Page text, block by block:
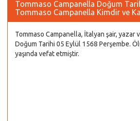
Tommaso Campanella Doğum
Tommaso Campanella Kimdir ve
Tommaso Campanella, İtalyan şair, yazar
Doğum Tarihi 05 Eylül 1568 Perşembe.
yaşında vefat etmiştir.